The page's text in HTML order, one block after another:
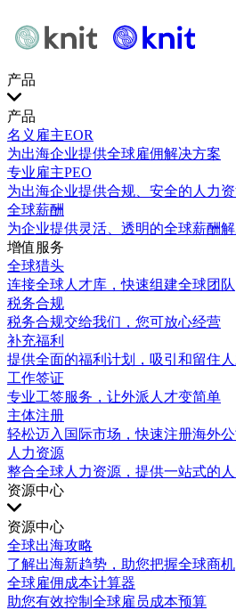
产品
产品
名义雇主EOR
为出海企业提供全球雇佣解决方案
专业雇主PEO
为出海企业提供合规、安全的人力
全球薪酬
为企业提供灵活、透明的全球薪酬
增值服务
全球猎头
连接全球人才库，快速组建全球团队
税务合规
税务合规交给我们，您可放心经营
补充福利
提供全面的福利计划，吸引和留住
工作签证
专业工签服务，让外派人才变简单
主体注册
轻松迈入国际市场，快速注册海外公
人力资源
整合全球人力资源，提供一站式的
资源中心
资源中心
全球出海攻略
了解出海新趋势，助您把握全球商机
全球雇佣成本计算器
助您有效控制全球雇员成本预算